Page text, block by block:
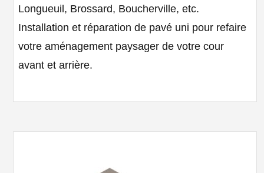
Longueuil, Brossard, Boucherville, etc.
Installation et réparation de pavé uni pour refaire
votre aménagement paysager de votre cour
avant et arrière.